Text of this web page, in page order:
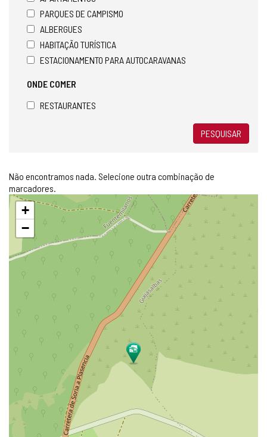
PARQUES DE CAMPISMO
ALBERGUES
HABITAÇÃO TURÍSTICA
ESTACIONAMENTO PARA AUTOCARAVANAS
ONDE COMER
RESTAURANTES
PESQUISAR
Não encontramos nada. Selecione outra combinação de
marcadores.
Pular
mapa
+
−